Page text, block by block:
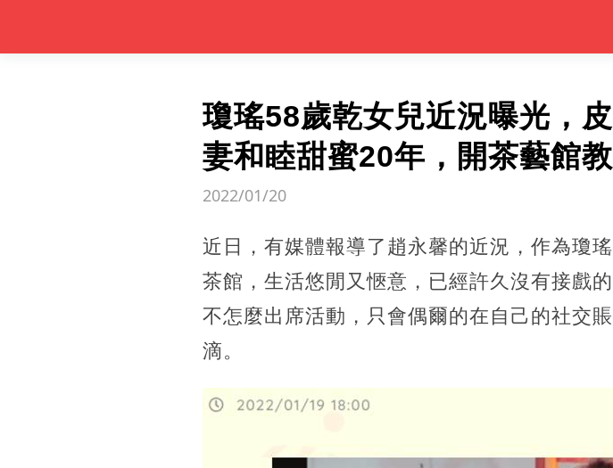
瓊瑤58歲乾女兒近況曝光，
妻和睦甜蜜20年，開茶藝館
2022/01/20
近日，有媒體報導了趙永馨的近況，作為瓊
茶館，生活悠閒又愜意，已經許久沒有接戲
不怎麼出席活動，只會偶爾的在自己的社交
滴。